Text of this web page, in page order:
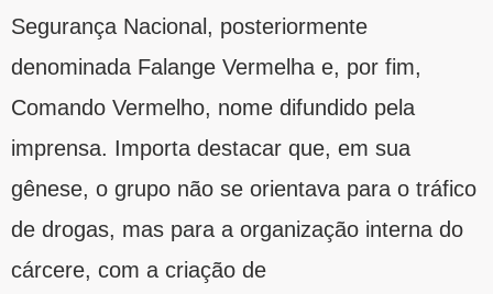
Segurança Nacional, posteriormente
denominada Falange Vermelha e, por fim,
Comando Vermelho, nome difundido pela
imprensa. Importa destacar que, em sua
gênese, o grupo não se orientava para o tráfico
de drogas, mas para a organização interna do
cárcere, com a criação de